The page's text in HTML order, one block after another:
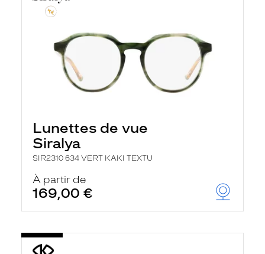
Lunettes de vue
Siralya
SIR2310 634 VERT KAKI TEXTU
À partir de
169,00 €